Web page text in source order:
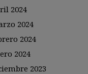
2024
2024
2024
2024
2023